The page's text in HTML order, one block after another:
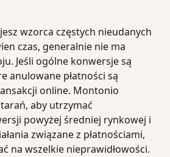
wzorca częstych nieudanych
czas, generalnie nie ma
Jeśli ogólne konwersje są
anulowane płatności są
online. Montonio
aby utrzymać
powyżej średniej rynkowej i
związane z płatnościami,
na wszelkie nieprawidłowości.